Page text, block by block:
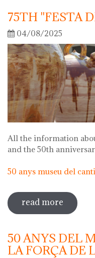
75TH "FESTA
04/08/2025
All the information
and the 50th
50 anys museu del
read more sobre
50 ANYS DEL
LA FORÇA DE